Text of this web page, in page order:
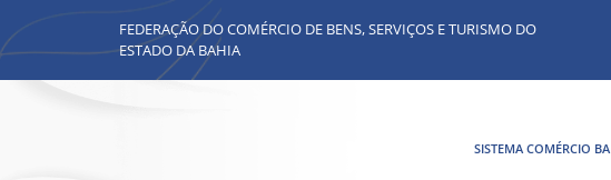
FEDERAÇÃO DO COMÉRCIO DE BENS, SERVIÇOS E TURISMO DO
ESTADO DA BAHIA
SISTEMA COMÉRCIO BA